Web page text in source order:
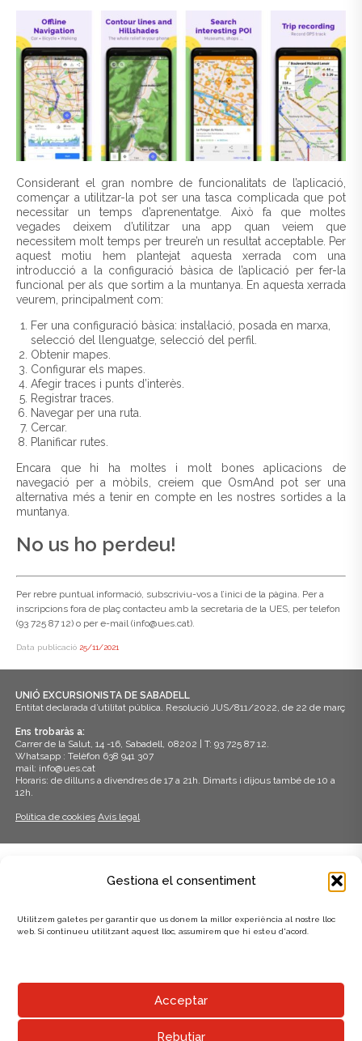
Gestiona el consentiment
Utilitzem galetes per garantir que us donem la millor experiència al nostre lloc
web. Si continueu utilitzant aquest lloc, assumirem que hi esteu d'acord.
Acceptar
Rebutjar
Considerant el gran nombre de funcionalitats de l’aplicació,
començar a utilitzar-la pot ser una tasca complicada que pot
necessitar un temps d’aprenentatge. Això fa que moltes
vegades deixem d’utilitzar una app quan veiem que
necessitem molt temps per treure’n un resultat acceptable. Per
aquest motiu hem plantejat aquesta xerrada com una
introducció a la configuració bàsica de l’aplicació per fer-la
funcional per als que sortim a la muntanya. En aquesta xerrada
veurem, principalment com:
Fer una configuració bàsica: instal·lació, posada en marxa,
selecció del llenguatge, selecció del perfil.
Obtenir mapes.
Configurar els mapes.
Afegir traces i punts d’interès.
Registrar traces.
Navegar per una ruta.
Cercar.
Planificar rutes.
Encara que hi ha moltes i molt bones aplicacions de
navegació per a mòbils, creiem que OsmAnd pot ser una
alternativa més a tenir en compte en les nostres sortides a la
muntanya.
No us ho perdeu!
Per rebre puntual informació, subscriviu-vos a l’inici de la pàgina. Per a
inscripcions fora de plaç contacteu amb la secretaria de la UES, per telefon
(93 725 87 12) o per e-mail (info@ues.cat).
Data publicació 25/11/2021
UNIÓ EXCURSIONISTA DE SABADELL
Entitat declarada d’utilitat pública. Resolució JUS/811/2022, de 22 de març
Ens trobaràs a:
Carrer de la Salut, 14 -16, Sabadell, 08202 | T: 93 725 87 12.
Whatsapp : Telèfon 638 941 307
mail: info@ues.cat
Horaris: de dilluns a divendres de 17 a 21h. Dimarts i dijous també de 10 a
12h.
Política de cookies Avís legal
AMB EL SUPORT DE: